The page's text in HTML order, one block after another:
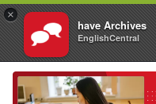
×
have Archives
EnglishCentral
Chuyển
đến
nội